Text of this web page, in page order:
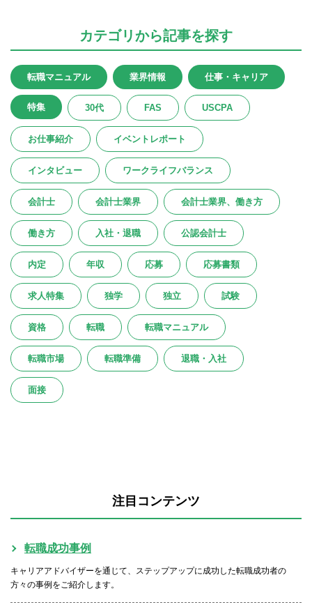
カテゴリから記事を探す
転職マニュアル 業界情報 仕事・キャリア
特集 30代 FAS USCPA
お仕事紹介 イベントレポート
インタビュー ワークライフバランス
会計士 会計士業界 会計士業界、働き方
働き方 入社・退職 公認会計士
内定 年収 応募 応募書類
求人特集 独学 独立 試験
資格 転職 転職マニュアル
転職市場 転職準備 退職・入社
面接
注目コンテンツ
転職成功事例
キャリアアドバイザーを通じて、ステップアップに成功した転職成功者の
方々の事例をご紹介します。